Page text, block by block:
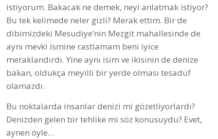
istiyorum. Bakacak ne demek, neyi anlatmak istiyor?
Bu tek kelimede neler gizli? Merak ettim. Bir de
dibimizdeki Mesudiye’nin Mezgit mahallesinde de
aynı mevki ismine rastlamam beni iyice
meraklandırdı. Yine aynı isim ve ikisinin de denize
bakan, oldukça meyilli bir yerde olması tesadüf
olamazdı.
Bu noktalarda insanlar denizi mi gözetliyorlardı?
Denizden gelen bir tehlike mi söz konusuydu? Evet,
aynen öyle…